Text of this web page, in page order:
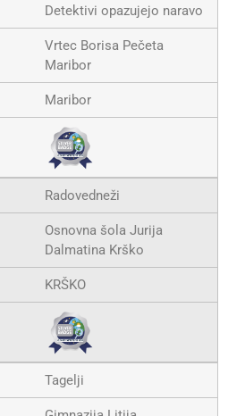
Detektivi opazujejo naravo
Vrtec Borisa Pečeta
Maribor
Maribor
Radovedneži
Osnovna šola Jurija
Dalmatina Krško
KRŠKO
Tagelji